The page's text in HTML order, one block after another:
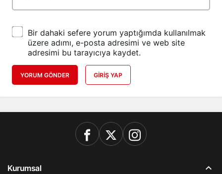
Bir dahaki sefere yorum yaptığımda kullanılmak
üzere adımı, e-posta adresimi ve web site
adresimi bu tarayıcıya kaydet.
YORUM GÖNDER GIRIŞ YAP
Kurumsal